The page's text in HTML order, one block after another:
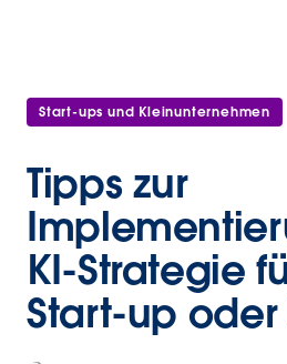
Start-ups und Kleinunternehmen
Tipps zur
KI-Strategie
Start-up oder